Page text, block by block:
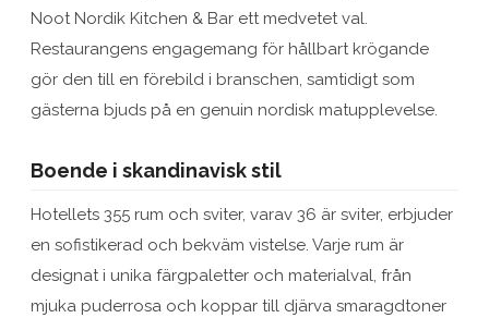
Noot Nordik Kitchen & Bar ett medvetet val.
Restaurangens engagemang för hållbart krögande
gör den till en förebild i branschen, samtidigt som
gästerna bjuds på en genuin nordisk matupplevelse.
Boende i skandinavisk stil
Hotellets 355 rum och sviter, varav 36 är sviter, erbjuder
en sofistikerad och bekväm vistelse. Varje rum är
designat i unika färgpaletter och materialval, från
mjuka puderrosa och koppar till djärva smaragdtoner